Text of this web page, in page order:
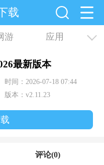
载
游 应用
最新版本
时间：2026-07-18 07:44
版本：v2.11.23
评论(0)